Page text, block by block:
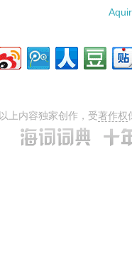
以上内容独家创作，受著作权